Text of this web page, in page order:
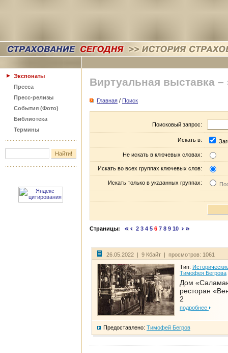
Экспонаты
Пресса
Пресс-релизы
События (Фото)
Библиотека
Термины
Виртуальная выставка –
Главная / Поиск
Поисковый запрос:
Искать в:
Не искать в ключевых словах:
Искать во всех группах ключевых слов:
Искать только в указанных группах:
Страницы: 2 3 4 5 6 7 8 9 10
26.05.2022 | 9 Кбайт | просмотров: 1061
Тип:
Тимофея Бегрова
Дом
ресторан
2
подробнее
Предоставлено: Тимофей Бегров